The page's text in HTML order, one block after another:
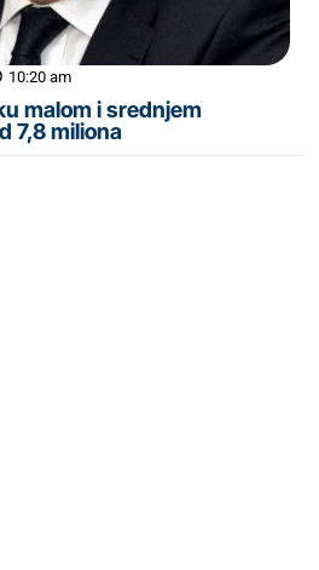
10:20 am
malom i srednjem
7,8 miliona